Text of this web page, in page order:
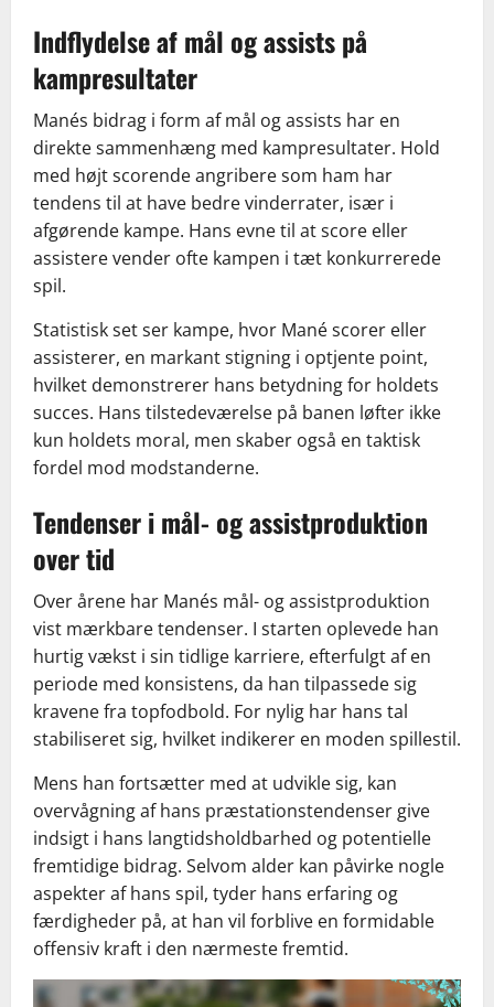
Indflydelse af mål og assists på
kampresultater
Manés bidrag i form af mål og assists har en
direkte sammenhæng med kampresultater. Hold
med højt scorende angribere som ham har
tendens til at have bedre vinderrater, især i
afgørende kampe. Hans evne til at score eller
assistere vender ofte kampen i tæt konkurrerede
spil.
Statistisk set ser kampe, hvor Mané scorer eller
assisterer, en markant stigning i optjente point,
hvilket demonstrerer hans betydning for holdets
succes. Hans tilstedeværelse på banen løfter ikke
kun holdets moral, men skaber også en taktisk
fordel mod modstanderne.
Tendenser i mål- og assistproduktion
over tid
Over årene har Manés mål- og assistproduktion
vist mærkbare tendenser. I starten oplevede han
hurtig vækst i sin tidlige karriere, efterfulgt af en
periode med konsistens, da han tilpassede sig
kravene fra topfodbold. For nylig har hans tal
stabiliseret sig, hvilket indikerer en moden spillestil.
Mens han fortsætter med at udvikle sig, kan
overvågning af hans præstationstendenser give
indsigt i hans langtidsholdbarhed og potentielle
fremtidige bidrag. Selvom alder kan påvirke nogle
aspekter af hans spil, tyder hans erfaring og
færdigheder på, at han vil forblive en formidable
offensiv kraft i den nærmeste fremtid.